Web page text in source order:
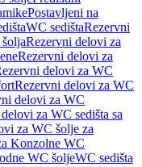
Postavljeni na
WC sedištaRezervni
Rezervni delovi za
Rezervni delovi za
delovi za WC
Rezervni delovi za WC
delovi za WC
za WC sedišta sa
za WC šolje za
Konzolne WC
WC šoljeWC sedišta